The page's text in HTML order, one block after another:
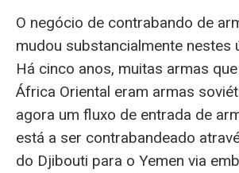
O negócio de contrabando de
mudou substancialmente nestes
Há cinco anos, muitas armas
África Oriental eram armas
agora um fluxo de entrada de
está a ser contrabandeado
do Djibouti para o Yemen via